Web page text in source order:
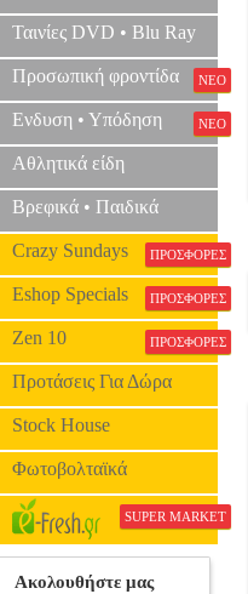
Ταινίες DVD • Blu Ray
Προσωπική φροντίδα ΝΕΟ
Ενδυση • Υπόδηση ΝΕΟ
Αθλητικά είδη
Βρεφικά • Παιδικά
Crazy Sundays ΠΡΟΣΦΟΡΕΣ
Eshop Specials ΠΡΟΣΦΟΡΕΣ
Zen 10 ΠΡΟΣΦΟΡΕΣ
Προτάσεις Για Δώρα
Stock House
Φωτοβολταϊκά
SUPER MARKET